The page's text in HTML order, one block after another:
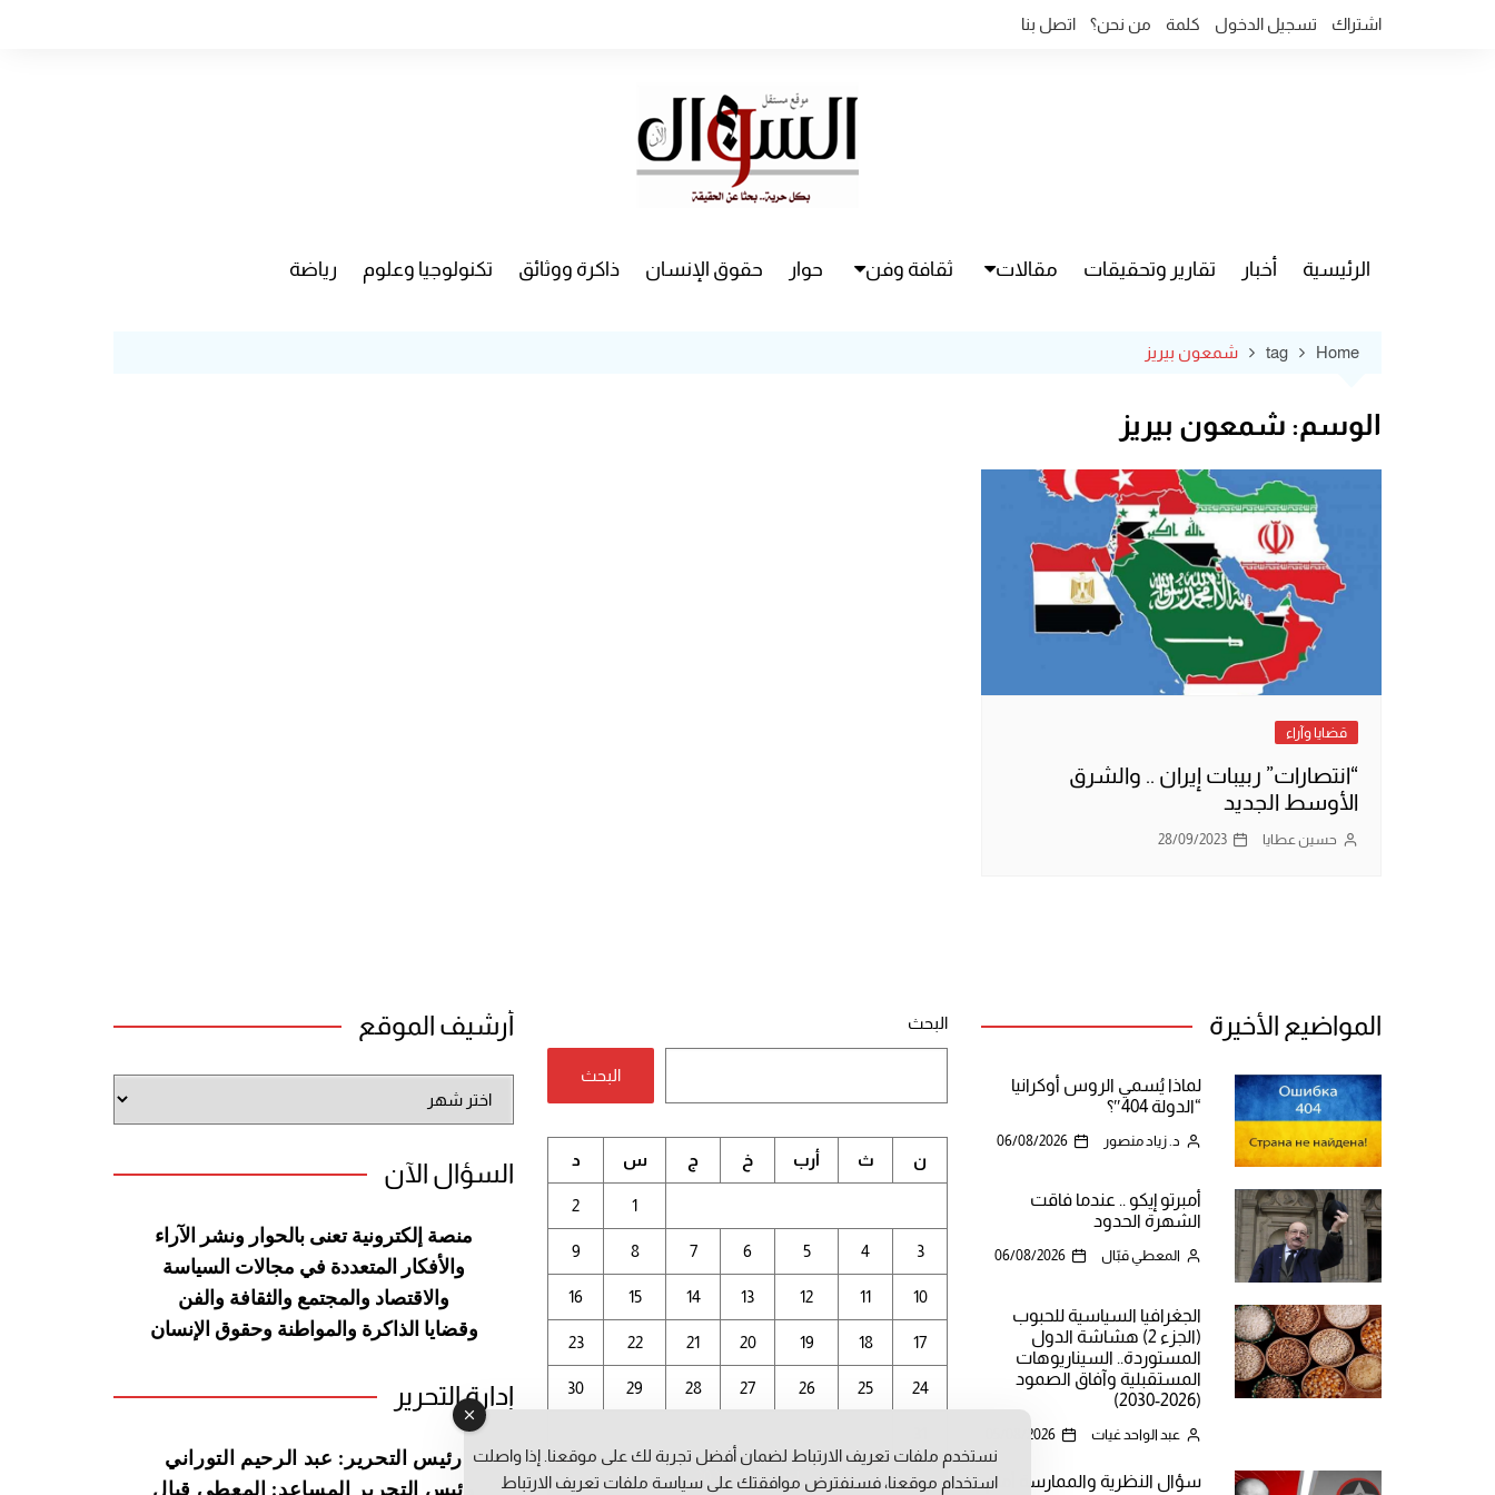
اشتراك تسجيل الدخول كلمة من نحن؟ اتصل بنا
الرئيسية أخبار تقارير وتحقيقات مقالات ثقافة وفن حوار حقوق الإنسان ذاكرة ووثائق تكنولوجيا وعلوم رياضة
Home
tag شمعون بيريز
الوسم: شمعون بيريز
قضايا وآراء
“انتصارات” ربيبات إيران .. والشرق
الأوسط الجديد
حسين عطايا 28/09/2023
المواضيع الأخيرة
لماذا يُسمي الروس أوكرانيا
“الدولة 404″؟
د. زياد منصور 06/08/2026
أمبرتو إيكو .. عندما فاقت
الشهرة الحدود
المعطي قبّال 06/08/2026
الجغرافيا السياسية للحبوب
(الجزء 2) هشاشة الدول
المستوردة.. السيناريوهات
المستقبلية وآفاق الصمود
(2026-2030)
عبد الواحد غيات 05/08/2026
سؤال النظرية والممارسة أمام
البحث
البحث
أغسطس 2026
ن ث أرب خ ج س د
1
2
3
4
5
6
7
8
9
10
11
12
13
14
15
16
17
18
19
20
21
22
23
24
25
26
27
28
29
30
أرشيف الموقع
الموقع
السؤال الآن
منصة إلكترونية تعنى بالحوار ونشر
الآراء
والأفكار المتعددة في مجالات السياسة
والاقتصاد والمجتمع والثقافة والفن
وقضايا الذاكرة والمواطنة وحقوق الإنسان
إدارة التحرير
رئيس التحرير: عبد الرحيم التوراني
نستخدم ملفات تعريف الارتباط لضمان أفضل تجربة لك على موقعنا. إذا واصلت
استخدام موقعنا، فسنفترض موافقتك على سياسة ملفات تعريف الارتباط